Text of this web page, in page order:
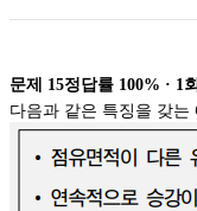
문제 15정답률 100% · 1 회
다음과 같은 특징을 갖는